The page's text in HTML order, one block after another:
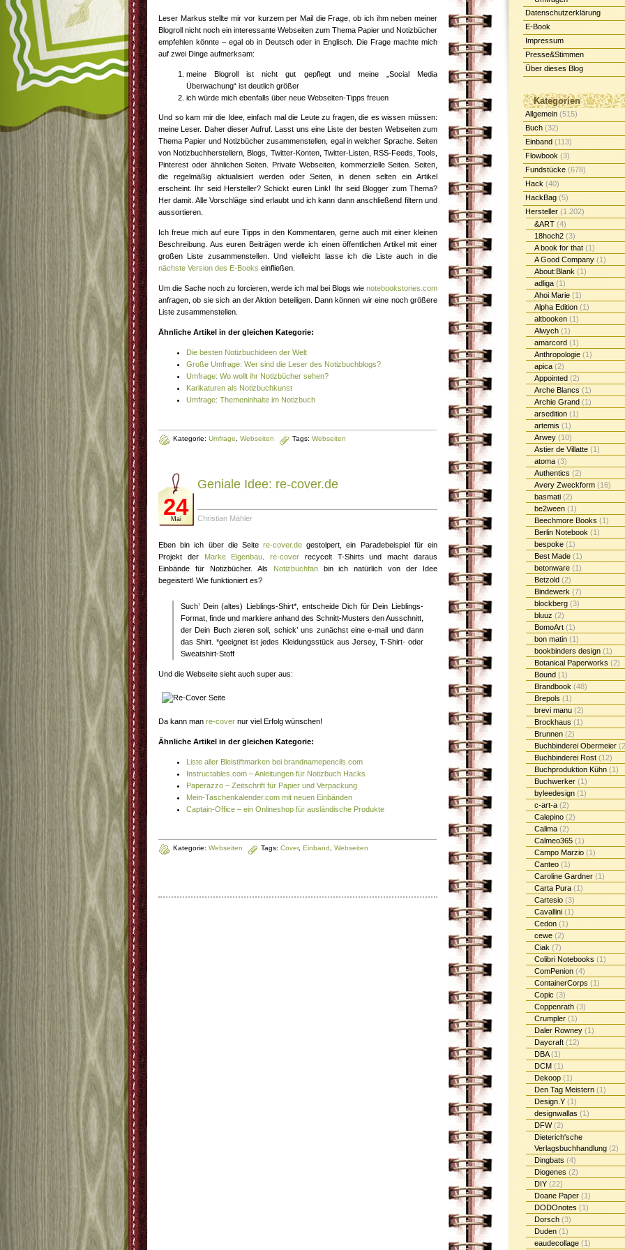
Leser Markus stellte mir vor kurzem per Mail die Frage, ob ich ihm neben meiner
Blogroll nicht noch ein interessante Webseiten zum Thema Papier und Notizbücher
empfehlen könnte – egal ob in Deutsch oder in Englisch. Die Frage machte mich
auf zwei Dinge aufmerksam:
meine Blogroll ist nicht gut gepflegt und meine „Social Media
Überwachung“ ist deutlich größer
ich würde mich ebenfalls über neue Webseiten-Tipps freuen
Und so kam mir die Idee, einfach mal die Leute zu fragen, die es wissen müssen:
meine Leser. Daher dieser Aufruf. Lasst uns eine Liste der besten Webseiten zum
Thema Papier und Notizbücher zusammenstellen, egal in welcher Sprache. Seiten
von Notizbuchherstellern, Blogs, Twitter-Konten, Twitter-Listen, RSS-Feeds, Tools,
Pinterest oder ähnlichen Seiten. Private Webseiten, kommerzielle Seiten. Seiten,
die regelmäßig aktualisiert werden oder Seiten, in denen selten ein Artikel
erscheint. Ihr seid Hersteller? Schickt euren Link! Ihr seid Blogger zum Thema?
Her damit. Alle Vorschläge sind erlaubt und ich kann dann anschließend filtern und
aussortieren.
Ich freue mich auf eure Tipps in den Kommentaren, gerne auch mit einer kleinen
Beschreibung. Aus euren Beiträgen werde ich einen öffentlichen Artikel mit einer
großen Liste zusammenstellen. Und vielleicht lasse ich die Liste auch in die
nächste Version des E-Books einfließen.
Um die Sache noch zu forcieren, werde ich mal bei Blogs wie notebookstories.com
anfragen, ob sie sich an der Aktion beteiligen. Dann können wir eine noch größere
Liste zusammenstellen.
Ähnliche Artikel in der gleichen Kategorie:
Die besten Notizbuchideen der Welt
Große Umfrage: Wer sind die Leser des Notizbuchblogs?
Umfrage: Wo wollt ihr Notizbücher sehen?
Karikaturen als Notizbuchkunst
Umfrage: Themeninhalte im Notizbuch
Kategorie: Umfrage Webseiten Tags: Webseiten
24
Mai
Geniale Idee: re-cover.de
Christian Mähler
Eben bin ich über die Seitere-cover.de gestolpert, ein Paradebeispiel für ein
Projekt der
Marke Eigenbau .re-cover recycelt T-Shirts und macht daraus
Einbände für Notizbücher. Als
Notizbuchfanbin ich natürlich von der Idee
begeistert! Wie funktioniert es?
Such’ Dein (altes) Lieblings-Shirt*, entscheide Dich für Dein Lieblings-
Format, finde und markiere anhand des Schnitt-Musters den Ausschnitt,
der Dein Buch zieren soll, schick’ uns zunächst eine e-mail und dann
das Shirt. *geeignet ist jedes Kleidungsstück aus Jersey, T-Shirt- oder
Sweatshirt-Stoff
Und die Webseite sieht auch super aus:
Da kann man re-cover nur viel Erfolg wünschen!
Ähnliche Artikel in der gleichen Kategorie:
Liste aller Bleistiftmarken bei brandnamepencils.com
Instructables.com – Anleitungen für Notizbuch Hacks
Paperazzo – Zeitschrift für Papier und Verpackung
Mein-Taschenkalender.com mit neuen Einbänden
Captain-Office – ein Onlineshop für ausländische Produkte
Kategorie: Webseiten Tags: Cover, Einband Webseiten
Datenschutzerklärung
E-Book
Impressum
Presse&Stimmen
Über dieses Blog
Kategorien
Allgemein (515)
Buch (32)
Einband (113)
Flowbook (3)
Fundstücke (678)
Hack (40)
HackBag (5)
Hersteller (1.202)
&ART (4)
18hoch2 (3)
A book for that (1)
A Good Company (1)
About:Blank (1)
adliga (1)
Ahoi Marie (1)
Alpha Edition (1)
altbooken (1)
Alwych (1)
amarcord (1)
Anthropologie (1)
apica (2)
Appointed (2)
Arche Blancs (1)
Archie Grand (1)
arsedition (1)
artemis (1)
Arwey (10)
Astier de Villatte (1)
atoma (3)
Authentics (2)
Avery Zweckform (16)
basmati (2)
be2ween (1)
Beechmore Books (1)
Berlin Notebook (1)
bespoke (1)
Best Made (1)
betonware (1)
Betzold (2)
Bindewerk (7)
blockberg (3)
bluuz (2)
BomoArt (1)
bon matin (1)
bookbinders design (1)
Botanical Paperworks (2)
Bound (1)
Brandbook (48)
Brepols (1)
brevi manu (2)
Brockhaus (1)
Brunnen (2)
Buchbinderei Obermeier
Buchbinderei Rost (12)
Buchproduktion Kühn (1)
Buchwerker (1)
byleedesign (1)
c-art-a (2)
Calepino (2)
Calima (2)
Calmeo365 (1)
Campo Marzio (1)
Canteo (1)
Caroline Gardner (1)
Carta Pura (1)
Cartesio (3)
Cavallini (1)
Cedon (1)
cewe (2)
Ciak (7)
Colibri Notebooks (1)
ComPenion (4)
ContainerCorps (1)
Copic (3)
Coppenrath (3)
Crumpler (1)
Daler Rowney (1)
Daycraft (12)
DBA(1)
DCM (1)
Dekoop (1)
Den Tag Meistern (1)
Design.Y (1)
designwallas (1)
DFW(2)
Dieterich'sche
Verlagsbuchhandlung (2)
Dingbats (4)
Diogenes (2)
DIY (22)
Doane Paper (1)
DODOnotes (1)
Dorsch (3)
Duden (1)
eaudecollage (1)